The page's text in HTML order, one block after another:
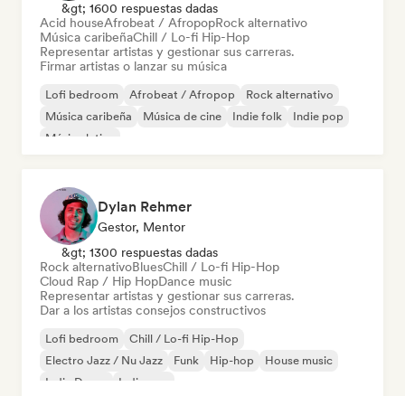
&gt; 1600 respuestas dadas
Acid houseAfrobeat / AfropopRock alternativo
Música caribeñaChill / Lo-fi Hip-Hop
Representar artistas y gestionar sus carreras.
Firmar artistas o lanzar su música
Lofi bedroom Afrobeat / Afropop
Rock alternativo
Música caribeña
Música de cine Indie folk
Indie pop
Música latina
Dylan Rehmer
Gestor, Mentor
&gt; 1300 respuestas dadas
Rock alternativoBluesChill / Lo-fi Hip-Hop
Cloud Rap / Hip HopDance music
Representar artistas y gestionar sus carreras.
Dar a los artistas consejos constructivos
Lofi bedroom
Chill / Lo-fi Hip-Hop
Electro Jazz / Nu Jazz
Funk Hip-hop
House music
Indie Dance
Indie pop